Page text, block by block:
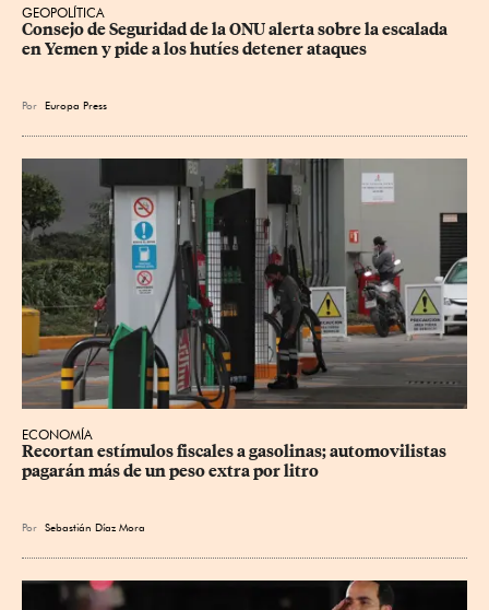
GEOPOLÍTICA
Consejo de Seguridad de la ONU alerta sobre la escalada
en Yemen y pide a los hutíes detener ataques
Por Europa Press
ECONOMÍA
Recortan estímulos fiscales a gasolinas; automovilistas
pagarán más de un peso extra por litro
Por Sebastián Díaz Mora